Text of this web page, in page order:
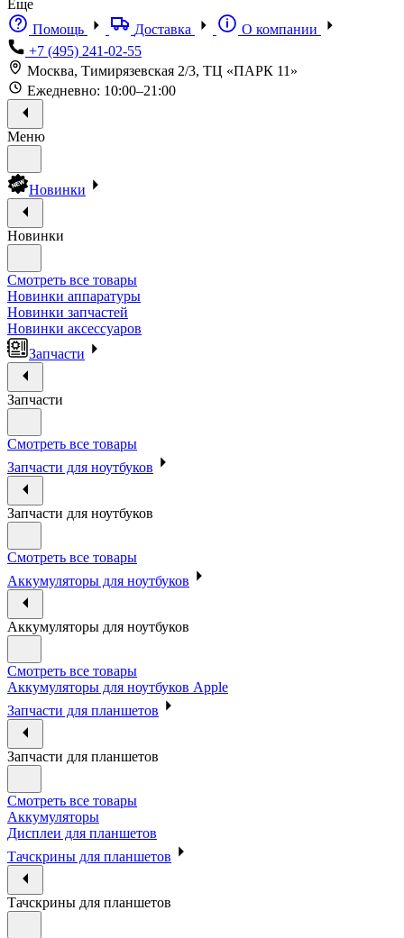
Еще
Помощь
Доставка
О компании
+7 (495) 241-02-55
Москва, Тимирязевская 2/3, ТЦ «ПАРК 11»
Ежедневно: 10:00–21:00
Меню
Новинки
Новинки
Смотреть все товары
Новинки аппаратуры
Новинки запчастей
Новинки аксессуаров
Запчасти
Запчасти
Смотреть все товары
Запчасти для ноутбуков
Запчасти для ноутбуков
Смотреть все товары
Аккумуляторы для ноутбуков
Аккумуляторы для ноутбуков
Смотреть все товары
Аккумуляторы для ноутбуков Apple
Запчасти для планшетов
Запчасти для планшетов
Смотреть все товары
Аккумуляторы
Дисплеи для планшетов
Тачскрины для планшетов
Тачскрины для планшетов